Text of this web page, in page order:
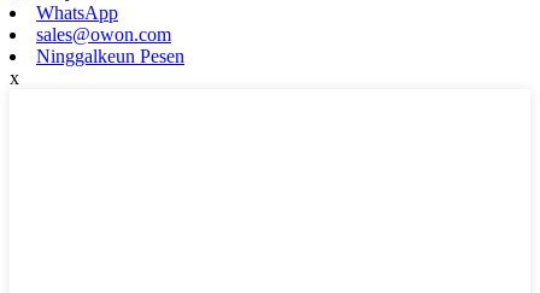
WhatsApp
sales@owon.com
Ninggalkeun Pesen
x